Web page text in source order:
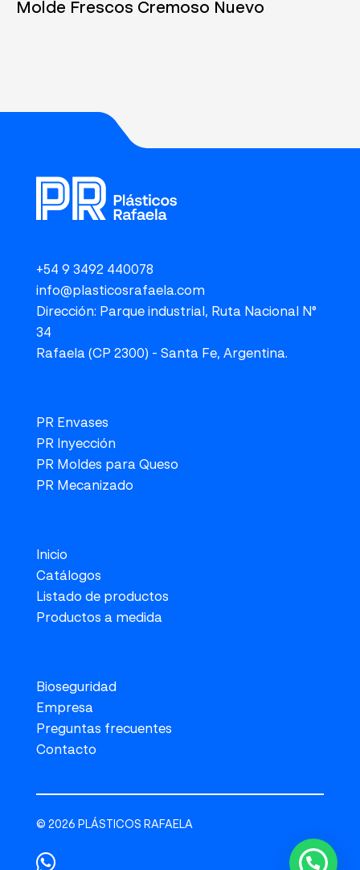
Molde Frescos Cremoso Nuevo
+54 9 3492 440078
info@plasticosrafaela.com
Dirección: Parque industrial, Ruta Nacional N°
34
Rafaela (CP 2300) - Santa Fe, Argentina.
PR Envases
PR Inyección
PR Moldes para Queso
PR Mecanizado
Inicio
Catálogos
Listado de productos
Productos a medida
Bioseguridad
Empresa
Preguntas frecuentes
Contacto
© 2026 PLÁSTICOS RAFAELA